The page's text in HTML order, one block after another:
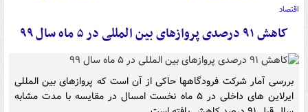
اقتصاد
کاهش ۹۱ درصدی پروازهای بین المللی در ۵ ماه سال ۹۹
بررسی آمار شرکت فرودگاهها حاکی از آن است که پروازهای بین المللی
ایرلاین های داخلی در ۵ ماه نخست امسال در مقایسه با مدت مشابه